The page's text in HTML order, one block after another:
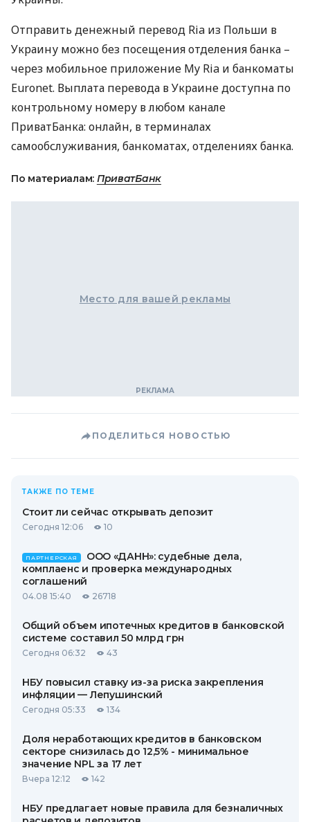
Отправить денежный перевод Ria из Польши в
Украину можно без посещения отделения банка –
через мобильное приложение My Ria и банкоматы
Euronet. Выплата перевода в Украине доступна по
контрольному номеру в любом канале
ПриватБанка: онлайн, в терминалах
самообслуживания, банкоматах, отделениях банка.
По материалам: ПриватБанк
Место для вашей рекламы
ПОДЕЛИТЬСЯ НОВОСТЬЮ
ТАКЖЕ ПО ТЕМЕ
Стоит ли сейчас открывать депозит
Сегодня 12:06 10
ПАРТНЕРСКАЯ
ООО «ДАНН»: судебные дела,
комплаенс и проверка международных
соглашений
04.08 15:40 26718
Общий объем ипотечных кредитов в банковской
системе составил 50 млрд грн
Сегодня 06:32 43
НБУ повысил ставку из-за риска закрепления
инфляции — Лепушинский
Сегодня 05:33 134
Доля неработающих кредитов в банковском
секторе снизилась до 12,5% - минимальное
значение NPL за 17 лет
Вчера 12:12 142
НБУ предлагает новые правила для безналичных